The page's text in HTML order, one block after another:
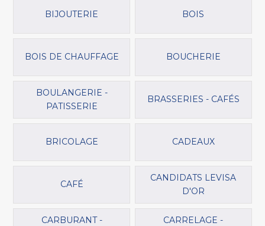
BIJOUTERIE BOIS
BOIS DE CHAUFFAGE BOUCHERIE
BOULANGERIE -
PATISSERIE
BRASSERIES - CAFÉS
BRICOLAGE CADEAUX
CAFÉ
CANDIDATS LEVISA
D'OR
CARBURANT -
CARRELAGE -